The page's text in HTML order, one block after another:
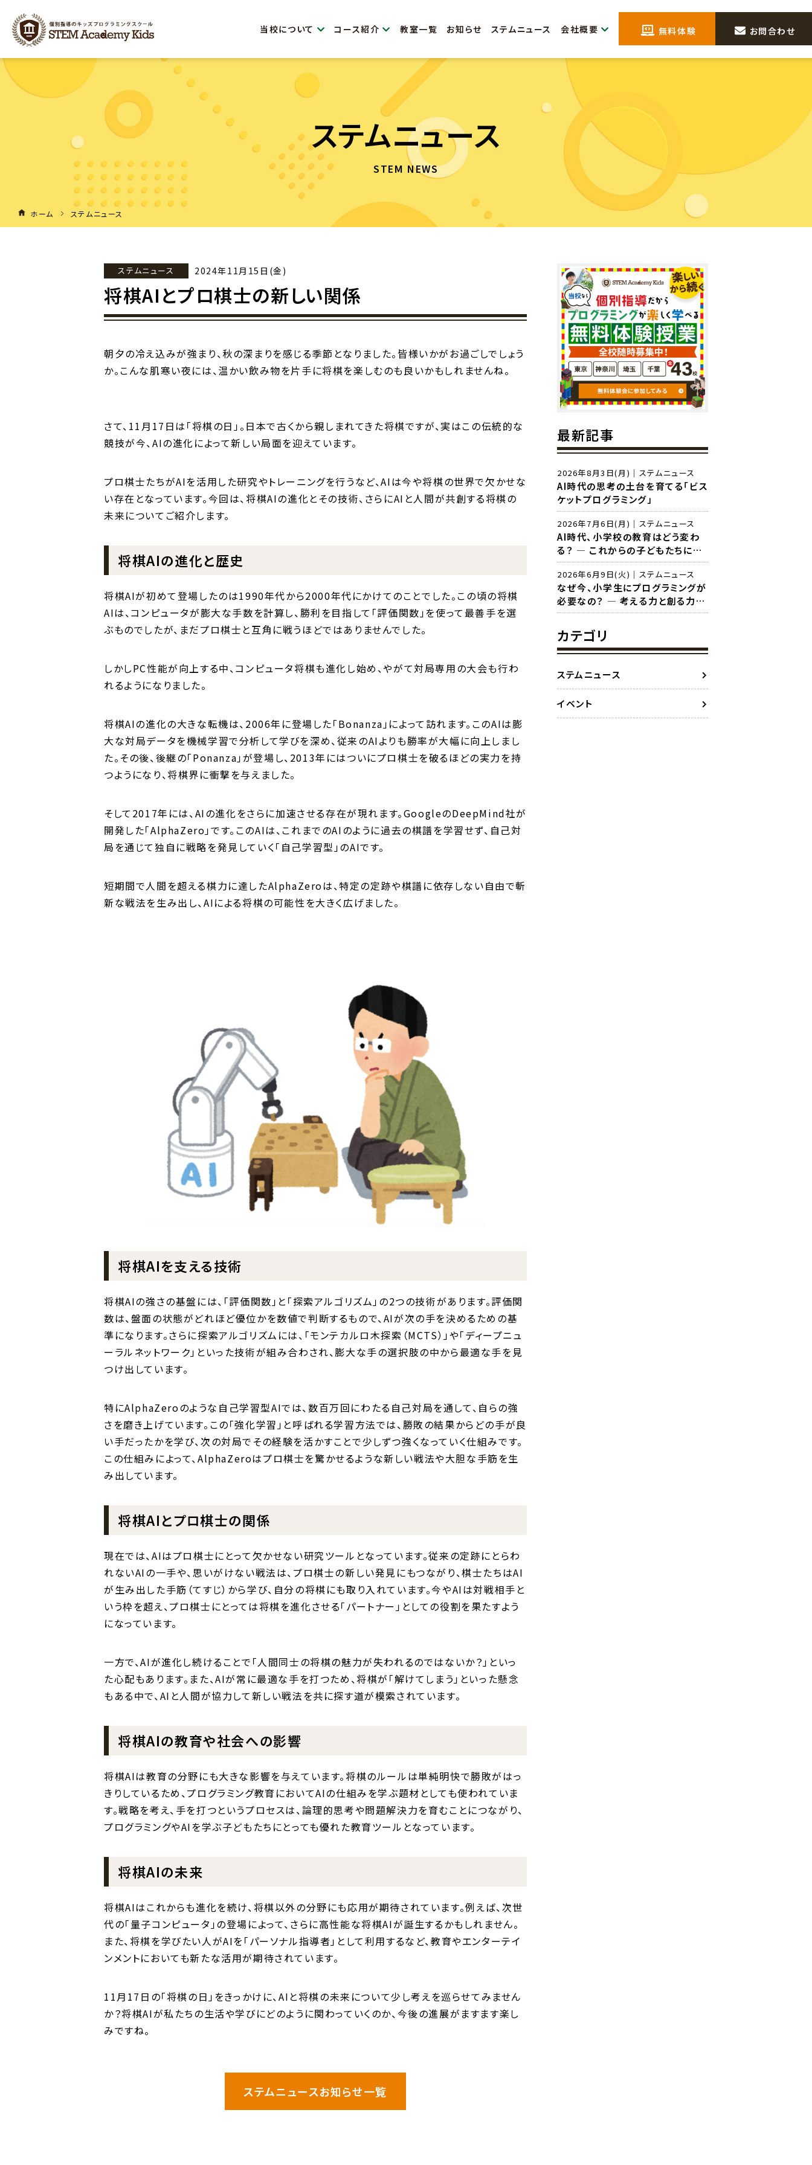
当校について コース紹介 教室一覧 お知らせ ステムニュース 会社概要 無料体験 お問合わせ
ステムニュース
ホーム ステムニュース
ステムニュース 2024年11月15日(金)
将棋AIとプロ棋士の新しい関係
朝夕の冷え込みが強まり、秋の深まりを感じる季節となりました。皆様いかがお過ごしでしょう
か。こんな肌寒い夜には、温かい飲み物を片手に将棋を楽しむのも良いかもしれませんね。
さて、11月17日は「将棋の日」。日本で古くから親しまれてきた将棋ですが、実はこの伝統的な
競技が今、AIの進化によって新しい局面を迎えています。
プロ棋士たちがAIを活用した研究やトレーニングを行うなど、AIは今や将棋の世界で欠かせな
い存在となっています。今回は、将棋AIの進化とその技術、さらにAIと人間が共創する将棋の
未来についてご紹介します。
将棋AIの進化と歴史
将棋AIが初めて登場したのは1990年代から2000年代にかけてのことでした。この頃の将棋
AIは、コンピュータが膨大な手数を計算し、勝利を目指して「評価関数」を使って最善手を選
ぶものでしたが、まだプロ棋士と互角に戦うほどではありませんでした。
しかしPC性能が向上する中、コンピュータ将棋も進化し始め、やがて対局専用の大会も行わ
れるようになりました。
将棋AIの進化の大きな転機は、2006年に登場した「Bonanza」によって訪れます。このAIは膨
大な対局データを機械学習で分析して学びを深め、従来のAIよりも勝率が大幅に向上しまし
た。その後、後継の「Ponanza」が登場し、2013年にはついにプロ棋士を破るほどの実力を持
つようになり、将棋界に衝撃を与えました。
そして2017年には、AIの進化をさらに加速させる存在が現れます。GoogleのDeepMind社が
開発した「AlphaZero」です。このAIは、これまでのAIのように過去の棋譜を学習せず、自己対
局を通じて独自に戦略を発見していく「自己学習型」のAIです。
短期間で人間を超える棋力に達したAlphaZeroは、特定の定跡や棋譜に依存しない自由で斬
新な戦法を生み出し、AIによる将棋の可能性を大きく広げました。
将棋AIを支える技術
将棋AIの強さの基盤には、「評価関数」と「探索アルゴリズム」の2つの技術があります。評価関
数は、盤面の状態がどれほど優位かを数値で判断するもので、AIが次の手を決めるための基
準になります。さらに探索アルゴリズムには、「モンテカルロ木探索（MCTS）」や「ディープニュ
ーラルネットワーク」といった技術が組み合わされ、膨大な手の選択肢の中から最適な手を見
つけ出しています。
特にAlphaZeroのような自己学習型AIでは、数百万回にわたる自己対局を通して、自らの強
さを磨き上げています。この「強化学習」と呼ばれる学習方法では、勝敗の結果からどの手が良
い手だったかを学び、次の対局でその経験を活かすことで少しずつ強くなっていく仕組みです。
この仕組みによって、AlphaZeroはプロ棋士を驚かせるような新しい戦法や大胆な手筋を生
み出しています。
将棋AIとプロ棋士の関係
現在では、AIはプロ棋士にとって欠かせない研究ツールとなっています。従来の定跡にとらわ
れないAIの一手や、思いがけない戦法は、プロ棋士の新しい発見にもつながり、棋士たちはAI
が生み出した手筋（てすじ）から学び、自分の将棋にも取り入れています。今やAIは対戦相手と
いう枠を超え、プロ棋士にとっては将棋を進化させる「パートナー」としての役割を果たすよう
になっています。
一方で、AIが進化し続けることで「人間同士の将棋の魅力が失われるのではないか？」といっ
た心配もあります。また、AIが常に最適な手を打つため、将棋が「解けてしまう」といった懸念
もある中で、AIと人間が協力して新しい戦法を共に探す道が模索されています。
将棋AIの教育や社会への影響
将棋AIは教育の分野にも大きな影響を与えています。将棋のルールは単純明快で勝敗がはっ
きりしているため、プログラミング教育においてAIの仕組みを学ぶ題材としても使われていま
す。戦略を考え、手を打つというプロセスは、論理的思考や問題解決力を育むことにつながり、
プログラミングやAIを学ぶ子どもたちにとっても優れた教育ツールとなっています。
将棋AIの未来
将棋AIはこれからも進化を続け、将棋以外の分野にも応用が期待されています。例えば、次世
代の「量子コンピュータ」の登場によって、さらに高性能な将棋AIが誕生するかもしれません。
また、将棋を学びたい人がAIを「パーソナル指導者」として利用するなど、教育やエンターテイ
ンメントにおいても新たな活用が期待されています。
11月17日の「将棋の日」をきっかけに、AIと将棋の未来について少し考えを巡らせてみません
か？将棋AIが私たちの生活や学びにどのように関わっていくのか、今後の進展がますます楽し
みですね。
ステムニュースお知らせ一覧
最新記事
2026年8月3日(月)｜ステムニュース
AI時代の思考の土台を育てる「ビス
ケットプログラミング」
2026年7月6日(月)｜ステムニュース
AI時代、小学校の教育はどう変わ
る？ ― これからの子どもたちに本
当に必要な力とは
2026年6月9日(火)｜ステムニュース
なぜ今、小学生にプログラミングが
必要なの？ ― 考える力と創る力を
育てる新しい学び
カテゴリ
ステムニュース
イベント